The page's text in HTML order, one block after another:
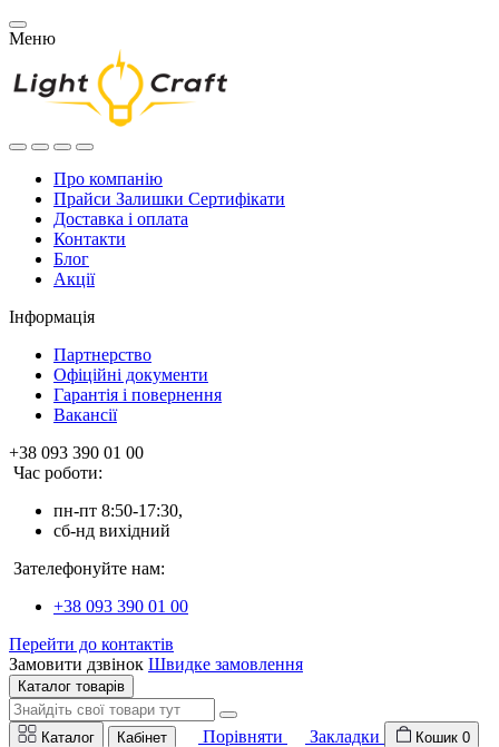
Меню
Про компанію
Прайси Залишки Сертифікати
Доставка і оплата
Контакти
Блог
Акції
Інформація
Партнерство
Офіційні документи
Гарантія і повернення
Вакансії
+38 093 390 01 00
Час роботи:
пн-пт 8:50-17:30,
сб-нд вихідний
Зателефонуйте нам:
+38 093 390 01 00
Перейти до контактів
Замовити дзвінок Швидке замовлення
Каталог товарів
Каталог Кабінет Порівняти Закладки Кошик 0